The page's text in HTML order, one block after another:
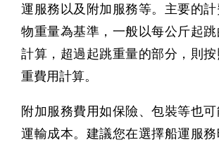
運服務以及附加服務等。主要的
物重量為基準，一般以每公斤起
計算，超過起跳重量的部分，則
重費用計算。
附加服務費用如保險、包裝等也
運輸成本。建議您在選擇船運服